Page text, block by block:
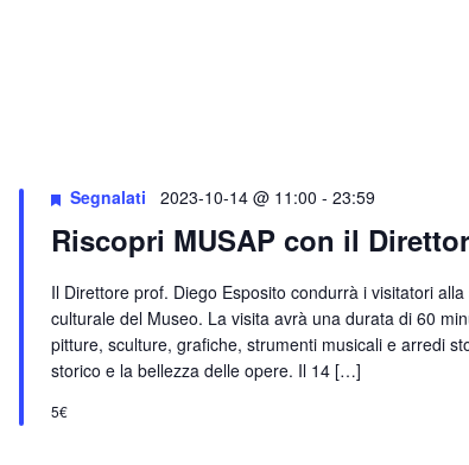
Riscopri MUSAP con il
Segnalati 2023-10-14 @ 11:00 - 23:59
Il Direttore prof. Diego Esposito condurrà i visitatori
culturale del Museo. La visita avrà una durata di 60
pitture, sculture, grafiche, strumenti musicali e arredi
storico e la bellezza delle opere. Il 14 […]
5€